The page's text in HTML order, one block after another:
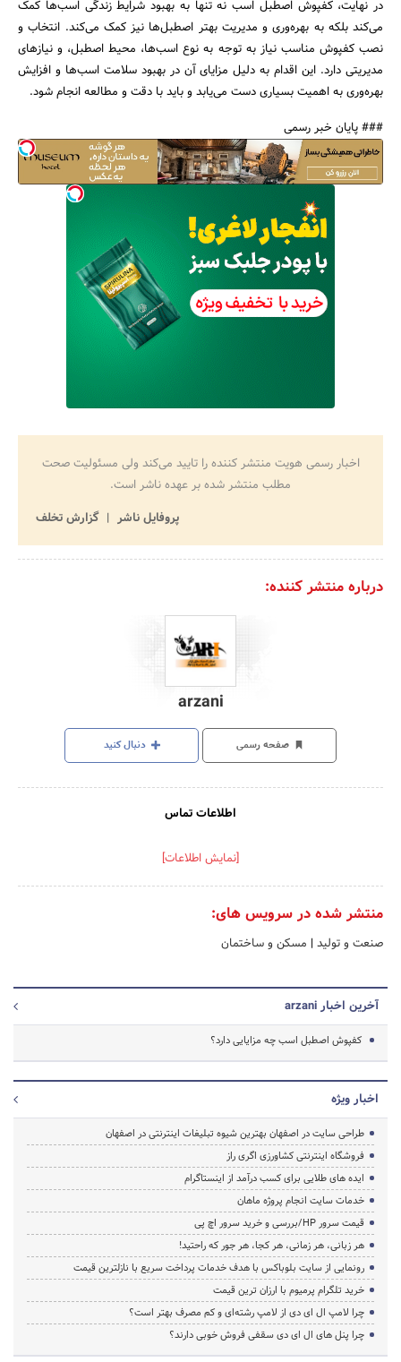
در نهایت، کفپوش اصطبل اسب نه تنها به بهبود شرایط زندگی اسب‌ها کمک
می‌کند بلکه به بهره‌وری و مدیریت بهتر اصطبل‌ها نیز کمک می‌کند. انتخاب و
نصب کفپوش مناسب نیاز به توجه به نوع اسب‌ها، محیط اصطبل، و نیازهای
مدیریتی دارد. این اقدام به دلیل مزایای آن در بهبود سلامت اسب‌ها و افزایش
بهره‌وری به اهمیت بسیاری دست می‌یابد و باید با دقت و مطالعه انجام شود.
### پایان خبر رسمی
اخبار رسمی هویت منتشر کننده را تایید می‌کند ولی مسئولیت صحت
مطلب منتشر شده بر عهده ناشر است.
پروفایل ناشر
گزارش تخلف
درباره منتشر کننده:
arzani
صفحه رسمی دنبال کنید
اطلاعات تماس
[نمایش اطلاعات]
منتشر شده در سرویس های:
صنعت و تولید | مسکن و ساختمان
آخرین اخبار arzani
کفپوش اصطبل اسب چه مزایایی دارد؟
اخبار ویژه
طراحی سایت در اصفهان بهترین شیوه تبلیغات اینترنتی در اصفهان
فروشگاه اینترنتی کشاورزی اگری راز
ایده های طلایی برای کسب درآمد از اینستاگرام
خدمات سایت انجام پروژه ماهان
قیمت سرور HP/بررسی و خرید سرور اچ پی
هر زبانی، هر زمانی، هر کجا، هر جور که راحتید!
رونمایی از سایت بلوباکس با هدف خدمات پرداخت سریع با نازلترین قیمت
خرید تلگرام پرمیوم با ارزان ترین قیمت
چرا لامپ ال ای دی از لامپ رشته‌ای و کم مصرف بهتر است؟
چرا پنل های ال ای دی سقفی فروش خوبی دارند؟